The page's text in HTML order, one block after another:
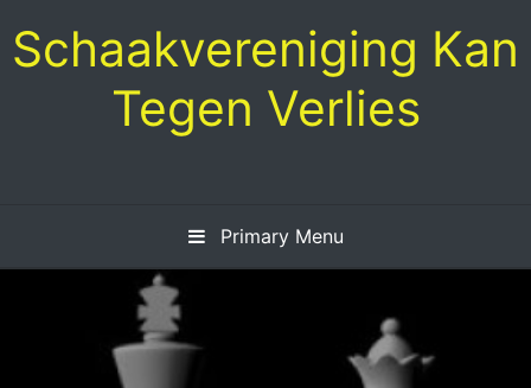
to
content
Schaakvereniging Kan
Tegen Verlies
Primary Menu